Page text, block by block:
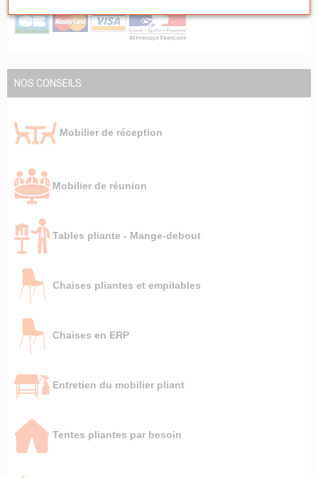
NOS CONSEILS
Mobilier de réception
Mobilier de réunion
Tables pliante - Mange-debout
Chaises pliantes et empilables
Chaises en ERP
Entretien du mobilier pliant
Tentes pliantes par besoin